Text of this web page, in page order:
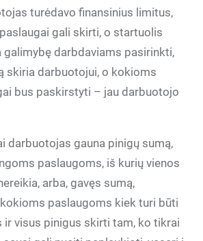
turėdavo finansinius limitus,
gali skirti, o startuolis
galimybę darbdaviams pasirinkti,
skiria darbuotojui, o kokioms
bus paskirstyti – jau darbuotojo
darbuotojas gauna pinigų sumą,
paslaugoms, iš kurių vienos
arba, gavęs sumą,
paslaugoms kiek turi būti
ir visus pinigus skirti tam, ko tikrai